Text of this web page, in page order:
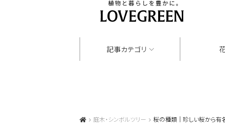
記事カテゴリ
庭木・シンボルツリー 桜の種類｜珍しい桜から有